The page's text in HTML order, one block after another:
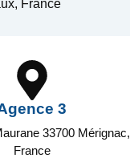
France
3
33700 Mérignac,
France